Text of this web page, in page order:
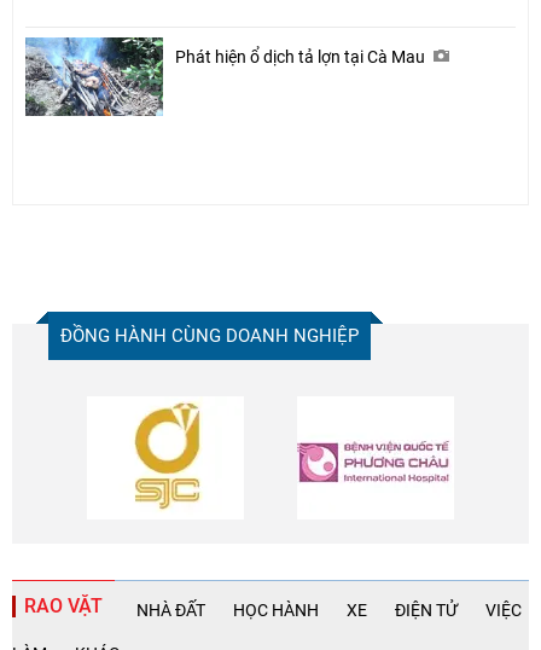
Phát hiện ổ dịch tả lợn tại Cà Mau
ĐỒNG HÀNH CÙNG DOANH NGHIỆP
RAO VẶT NHÀ ĐẤT HỌC HÀNH XE ĐIỆN TỬ VIỆC